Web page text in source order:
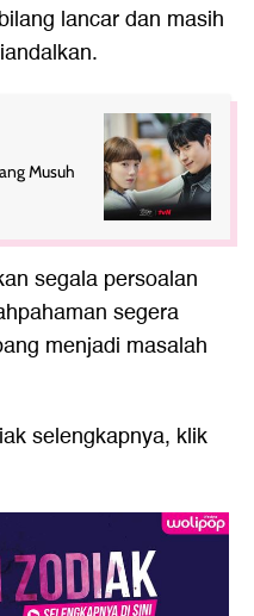
lancar dan masih
Musuh
segala persoalan
segera
menjadi masalah
selengkapnya, klik